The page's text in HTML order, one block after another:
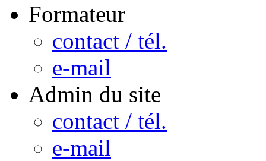
Formateur
contact / tél.
e-mail
Admin du site
contact / tél.
e-mail